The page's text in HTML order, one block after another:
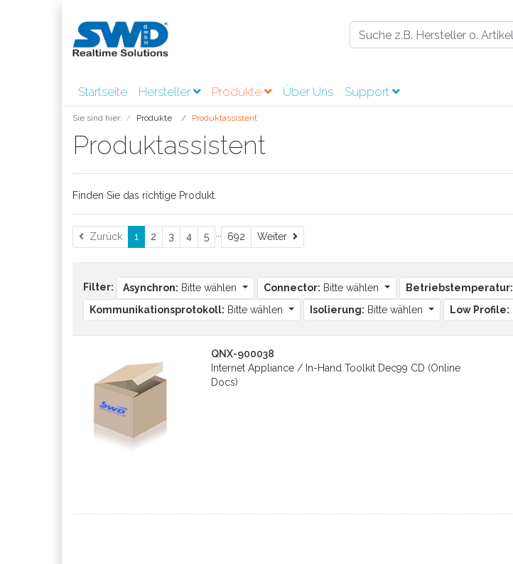
Startseite Hersteller Produkte Über Uns Support
Sie sind hier: Produkte Produktassistent
Produktassistent
Finden Sie das richtige Produkt.
Zurück 1 2 3 4 5 692 Weiter Weiter
Filter: Asynchron: Bitte wählen Connector: Bitte wählen Betriebstemperatur:
Kommunikationsprotokoll: Bitte wählen Isolierung: Bitte wählen Low Profile:
QNX-900038
Internet Appliance / In-Hand Toolkit Dec99 CD (Online
Docs)